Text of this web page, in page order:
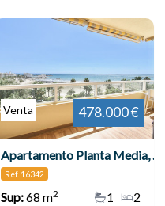
Venta 478.000 €
Apartamento Planta Media, Benalmadena
Ref. 16342
Sup:68 m2 2
1